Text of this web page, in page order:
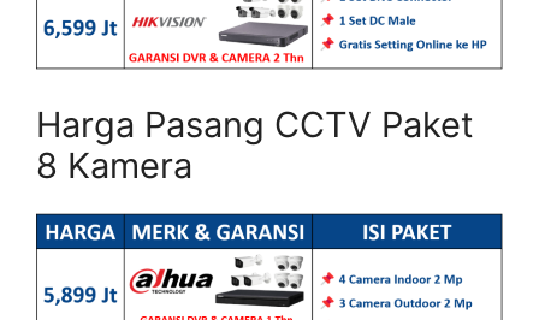
Harga Pasang CCTV Paket
8 Kamera